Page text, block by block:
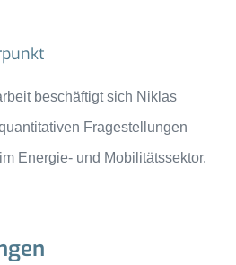
beschäftigt sich Niklas
Fragestellungen
Energie- und Mobilitätssektor.